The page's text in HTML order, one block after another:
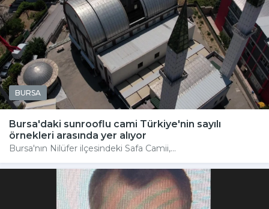
BURSA
Bursa'daki sunrooflu cami Türkiye'nin sayılı
örnekleri arasında yer alıyor
Bursa'nın Nilüfer ilçesindeki Safa Camii,...